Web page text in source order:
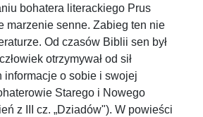
bohatera literackiego Prus
marzenie senne. Zabieg ten nie
Od czasów Biblii sen był
otrzymywał od sił
informacje o sobie i swojej
Starego i Nowego
z III cz. „Dziadów"). W powieści